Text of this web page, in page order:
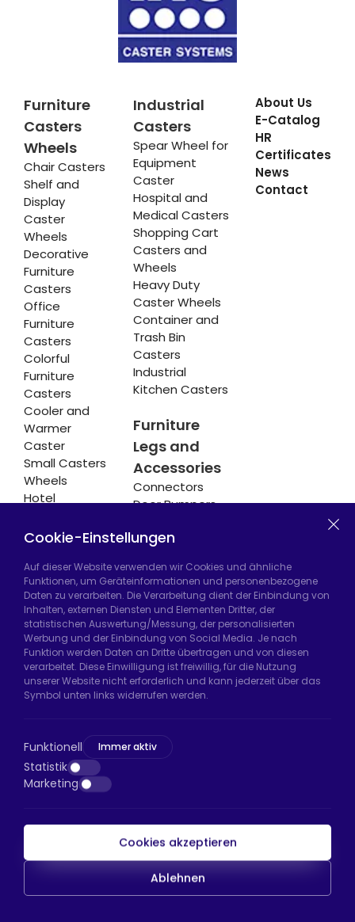
Furniture
Casters
Wheels
Chair Casters
Shelf and
Display
Caster
Wheels
Decorative
Furniture
Casters
Office
Furniture
Casters
Colorful
Furniture
Casters
Cooler and
Warmer
Caster
Small Casters
Wheels
Hotel
Casters
Industrial
Casters
Spear Wheel for
Equipment
Caster
Hospital and
Medical Casters
Shopping Cart
Casters and
Wheels
Heavy Duty
Caster Wheels
Container and
Trash Bin
Casters
Industrial
Kitchen Casters
Furniture
Legs and
Accessories
Connectors
Door Bumpers
About Us
E-Catalog
HR
Certificates
News
Contact
Hadımköy Fabrik:Atatürk Sanayi Bölgesi,
Uzunçayır Caddesi, No:11 Hadımköy, 34555
Arnavutköy/İstanbul
Telefon: +90 212 640 66 46
E-Mail: export@htsteker.com
D:a, 34045 Bayrampaşa/İstanbul
Telefon:+90 530 044 64 87
E-Mail: info@htsteker.com
HTS-Zahlung
Cookie-Einstellungen
Auf dieser Website verwenden wir Cookies und ähnliche
Funktionen, um Geräteinformationen und personenbezogene
Daten zu verarbeiten. Die Verarbeitung dient der Einbindung von
Inhalten, externen Diensten und Elementen Dritter, der
statistischen Auswertung/Messung, der personalisierten
Werbung und der Einbindung von Social Media. Je nach
Funktion werden Daten an Dritte übertragen und von diesen
verarbeitet. Diese Einwilligung ist freiwillig, für die Nutzung
unserer Website nicht erforderlich und kann jederzeit über das
Symbol unten links widerrufen werden.
Funktionell Immer aktiv
Statistik
Marketing
Cookies akzeptieren
Ablehnen